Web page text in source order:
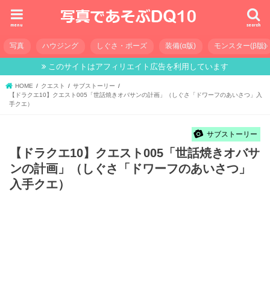
search
menu
写真 ハウジング しぐさ・ポーズ 装備(α版) モンスター(β版)
このサイトはアフィリエイト広告を利用しています
HOME クエスト
サブストーリー
【ドラクエ10】クエスト005「世話焼きオバサンの計画」（しぐさ「ドワーフのあいさつ」入
手クエ）
サブストーリー
【ドラクエ10】クエスト005「世話焼きオバサ
ンの計画」（しぐさ「ドワーフのあいさつ」
入手クエ）